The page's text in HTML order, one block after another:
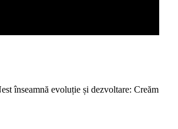
înseamnă evoluție și dezvoltare: Creăm